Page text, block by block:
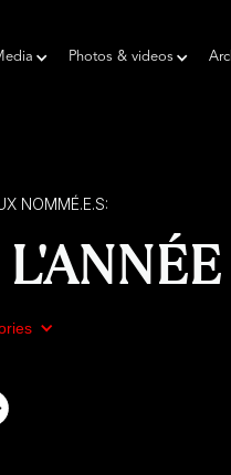
Photos & videos
NOMMÉ.E.S: